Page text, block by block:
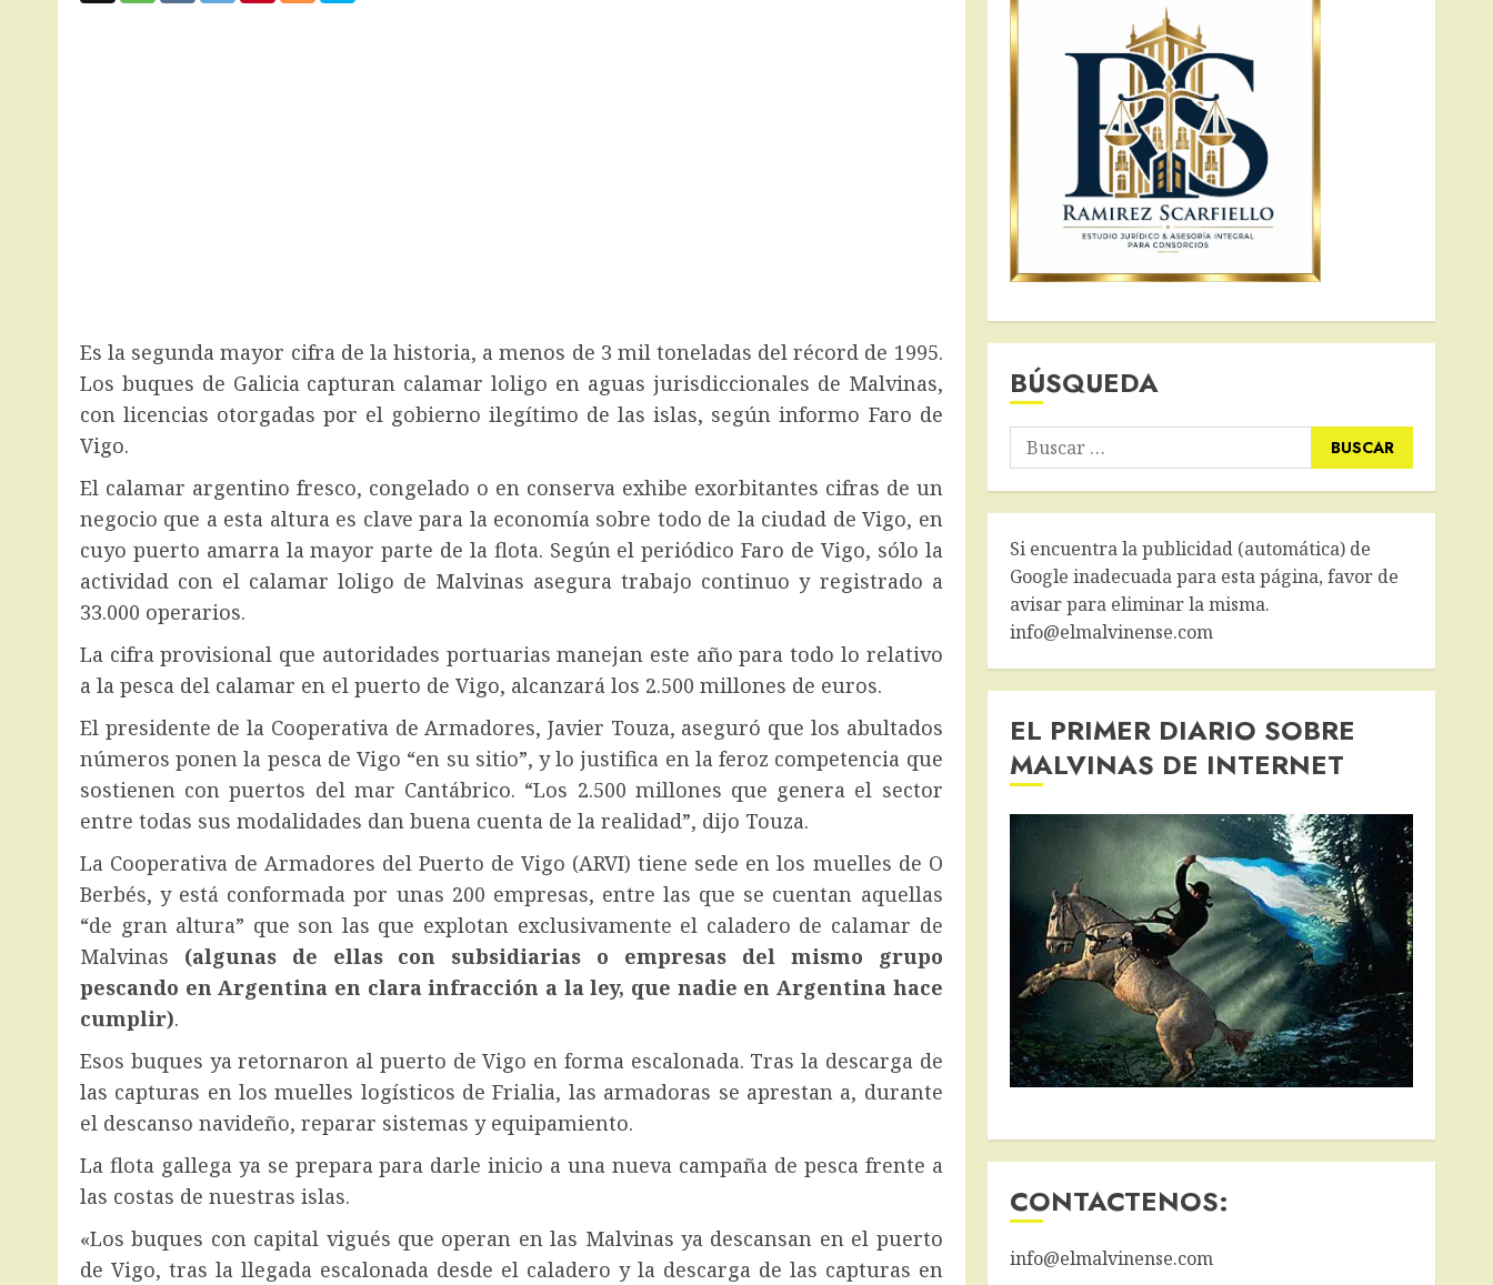
Es la segunda mayor cifra de la historia, a menos de 3 mil toneladas del récord de 1995.
Los buques de Galicia capturan calamar loligo en aguas jurisdiccionales de Malvinas,
con licencias otorgadas por el gobierno ilegítimo de las islas, según informo Faro de
Vigo.
El calamar argentino fresco, congelado o en conserva exhibe exorbitantes cifras de un
negocio que a esta altura es clave para la economía sobre todo de la ciudad de Vigo, en
cuyo puerto amarra la mayor parte de la flota. Según el periódico Faro de Vigo, sólo la
actividad con el calamar loligo de Malvinas asegura trabajo continuo y registrado a
33.000 operarios.
La cifra provisional que autoridades portuarias manejan este año para todo lo relativo
a la pesca del calamar en el puerto de Vigo, alcanzará los 2.500 millones de euros.
El presidente de la Cooperativa de Armadores, Javier Touza, aseguró que los abultados
números ponen la pesca de Vigo “en su sitio”, y lo justifica en la feroz competencia que
sostienen con puertos del mar Cantábrico. “Los 2.500 millones que genera el sector
entre todas sus modalidades dan buena cuenta de la realidad”, dijo Touza.
La Cooperativa de Armadores del Puerto de Vigo (ARVI) tiene sede en los muelles de O
Berbés, y está conformada por unas 200 empresas, entre las que se cuentan aquellas
“de gran altura” que son las que explotan exclusivamente el caladero de calamar de
Malvinas (algunas de ellas con subsidiarias o empresas del mismo grupo
pescando en Argentina en clara infracción a la ley, que nadie en Argentina hace
cumplir).
Esos buques ya retornaron al puerto de Vigo en forma escalonada. Tras la descarga de
las capturas en los muelles logísticos de Frialia, las armadoras se aprestan a, durante
el descanso navideño, reparar sistemas y equipamiento.
La flota gallega ya se prepara para darle inicio a una nueva campaña de pesca frente a
las costas de nuestras islas.
«Los buques con capital vigués que operan en las Malvinas ya descansan en el puerto
de Vigo, tras la llegada escalonada desde el caladero y la descarga de las capturas en
BÚSQUEDA
Buscar:
Si encuentra la publicidad (automática) de
Google inadecuada para esta página, favor de
avisar para eliminar la misma.
info@elmalvinense.com
EL PRIMER DIARIO SOBRE
MALVINAS DE INTERNET
CONTACTENOS:
info@elmalvinense.com